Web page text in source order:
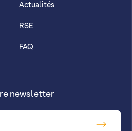
Actualités
RSE
FAQ
newsletter